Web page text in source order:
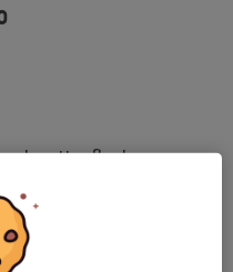
vattenflaska